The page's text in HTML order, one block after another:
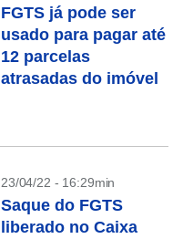
FGTS já pode ser
usado para pagar até
12 parcelas
atrasadas do imóvel
23/04/22 - 16:29min
Saque do FGTS
liberado no Caixa